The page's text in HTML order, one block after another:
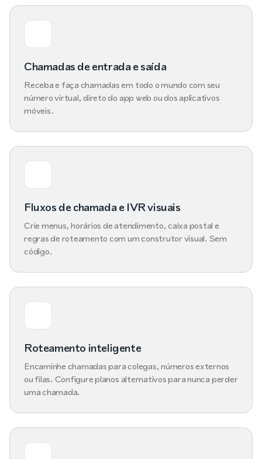
Chamadas de entrada e saída
Receba e faça chamadas em todo o mundo com seu
número virtual, direto do app web ou dos aplicativos
móveis.
Fluxos de chamada e IVR visuais
Crie menus, horários de atendimento, caixa postal e
regras de roteamento com um construtor visual. Sem
código.
Roteamento inteligente
Encaminhe chamadas para colegas, números externos
ou filas. Configure planos alternativos para nunca perder
uma chamada.